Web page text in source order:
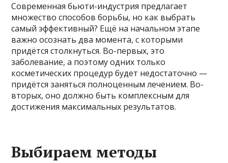
Современная бьюти-индустрия предлагает
множество способов борьбы, но как выбрать
самый эффективный? Ещё на начальном этапе
важно осознать два момента, с которыми
придётся столкнуться. Во-первых, это
заболевание, а поэтому одних только
косметических процедур будет недостаточно —
придётся заняться полноценным лечением. Во-
вторых, оно должно быть комплексным для
достижения максимальных результатов.
Выбираем методы